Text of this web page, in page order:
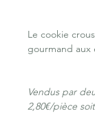
Le cookie
gourmand aux
Vendus par
2,80€/pièce